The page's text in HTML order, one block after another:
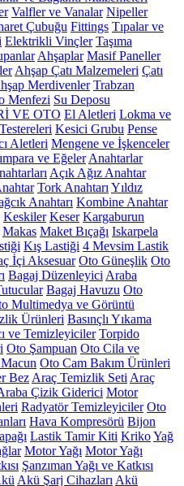
Valfler ve Vanalar Nipeller
Çubuğu Fittings Tıpalar ve
Elektrikli Vinçler Taşıma
Ahşaplar Masif Paneller
Ahşap Çatı Malzemeleri Çatı
Merdivenler Trabzan
Menfezi Su Deposu
VE OTO El Aletleri Lokma ve
Kesici Grubu Pense
Aletleri Mengene ve İşkenceler
ve Eğeler Anahtarlar
Açık Ağız Anahtar
Tork Anahtarı Yıldız
Anahtarı Kombine Anahtar
Keskiler Keser Kargaburun
Makas Maket Bıçağı Iskarpela
Kış Lastiği 4 Mevsim Lastik
İçi Aksesuar Oto Güneşlik Oto
Bagaj Düzenleyici Araba
Bagaj Havuzu Oto
Multimedya ve Görüntü
Ürünleri Basınçlı Yıkama
ve Temizleyiciler Torpido
Oto Şampuan Oto Cila ve
Oto Cam Bakım Ürünleri
Bez Araç Temizlik Seti Araç
Çizik Giderici Motor
Radyatör Temizleyiciler Oto
Hava Kompresörü Bijon
Lastik Tamir Kiti KrikoYağ
Motor Yağı Motor Yağı
Şanzıman Yağı ve Katkısı
Akü Şarj Cihazları Akü